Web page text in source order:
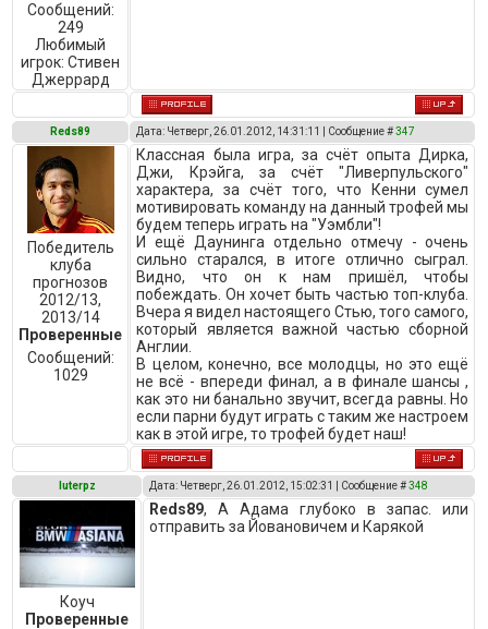
Сообщений:
249
Любимый
игрок:Стивен
Джеррард
Reds89 Дата: Четверг, 26.01.2012, 14:31:11 | Сообщение #347
Победитель
клуба
прогнозов
2012/13,
2013/14
Проверенные
Сообщений:
1029
Классная была игра, за счёт опыта Дирка,
Джи, Крэйга, за счёт "Ливерпульского"
характера, за счёт того, что Кенни сумел
мотивировать команду на данный трофей мы
будем теперь играть на "Уэмбли"!
И ещё Даунинга отдельно отмечу - очень
сильно старался, в итоге отлично сыграл.
Видно, что он к нам пришёл, чтобы
побеждать. Он хочет быть частью топ-клуба.
Вчера я видел настоящего Стью, того самого,
который является важной частью сборной
Англии.
В целом, конечно, все молодцы, но это ещё
не всё - впереди финал, а в финале шансы ,
как это ни банально звучит, всегда равны. Но
если парни будут играть с таким же настроем
как в этой игре, то трофей будет наш!
luterpz Дата: Четверг, 26.01.2012, 15:02:31 | Сообщение #348
Коуч
Проверенные
Reds89, А Адама глубоко в запас. или
отправить за Йовановичем и Карякой